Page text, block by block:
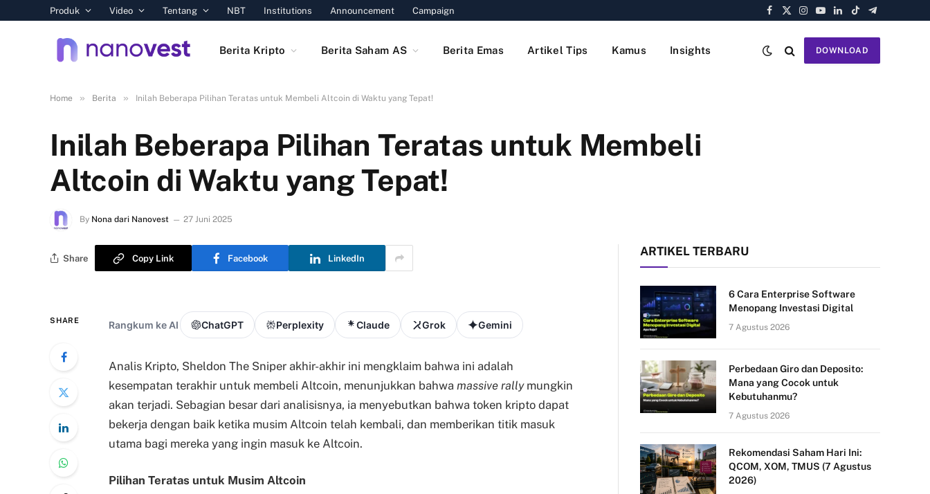
Produk Video Tentang NBT Institutions Announcement Campaign
Facebook
X
Instagram
YouTube
LinkedIn
TikTokTelegram
Berita Kripto Berita Saham AS Berita Emas Artikel Tips Kamus Insights DOWNLOAD
Home » Berita » Inilah Beberapa Pilihan Teratas untuk Membeli Altcoin di Waktu yang Tepat!
Inilah Beberapa Pilihan Teratas untuk Membeli
Altcoin di Waktu yang Tepat!
By Nona dari Nanovest 27 Juni 2025
Share Copy Link Facebook LinkedIn
SHARE Rangkum ke AI ChatGPT Perplexity Claude Grok Gemini
Analis Kripto, Sheldon The Sniper akhir-akhir ini mengklaim bahwa ini adalah
kesempatan terakhir untuk membeli Altcoin, menunjukkan bahwa massive rallymungkin
akan terjadi. Sebagian besar dari analisisnya, ia menyebutkan bahwa token kripto dapat
bekerja dengan baik ketika musim Altcoin telah kembali, dan memberikan titik masuk
utama bagi mereka yang ingin masuk ke Altcoin.
Pilihan Teratas untuk Musim Altcoin
ARTIKEL TERBARU
6 Cara Enterprise Software
Menopang Investasi Digital
7 Agustus 2026
Perbedaan Giro dan Deposito:
Mana yang Cocok untuk
Kebutuhanmu?
7 Agustus 2026
Rekomendasi Saham Hari Ini:
QCOM, XOM, TMUS (7 Agustus
2026)